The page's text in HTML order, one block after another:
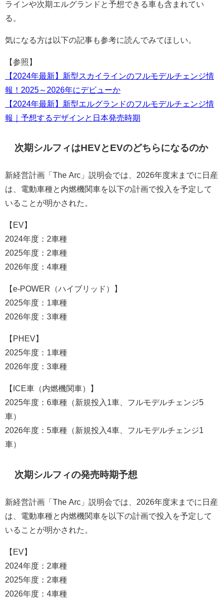
ラインや次期エルグランドと予想できる車も含まれてい
る。
気になる方は以下の記事も参考に読んでみてほしい。
【参照】
【2024年最新】新型スカイラインのフルモデルチェンジ情
報！2025～2026年にデビューか
【2024年最新】新型エルグランドのフルモデルチェンジ情
報｜予想するデザインと日本発売時期
次期シルフィはHEVとEVのどちらになるのか
新経営計画「The Arc」説明会では、2026年度末までに日産
は、電動車種と内燃機関車を以下の計画で投入を予定して
いることが明かされた。
【EV】
2024年度：2車種
2025年度：2車種
2026年度：4車種
【e-POWER（ハイブリッド）】
2025年度：1車種
2026年度：3車種
【PHEV】
2025年度：1車種
2026年度：3車種
【ICE車（内燃機関車）】
2025年度：6車種（新規投入1車、フルモデルチェンジ5
車）
2026年度：5車種（新規投入4車、フルモデルチェンジ1
車）
次期シルフィの発売時期予想
新経営計画「The Arc」説明会では、2026年度末までに日産
は、電動車種と内燃機関車を以下の計画で投入を予定して
いることが明かされた。
【EV】
2024年度：2車種
2025年度：2車種
2026年度：4車種